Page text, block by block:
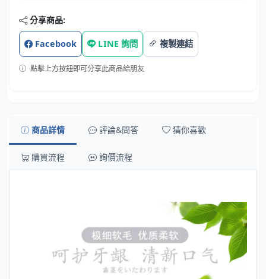
分享商品:
Facebook LINE 詢問 複製連結
點擊上方按鈕即可分享此商品給朋友
商品詳情 評論&問答 猜你喜歡
購買流程 詢價流程